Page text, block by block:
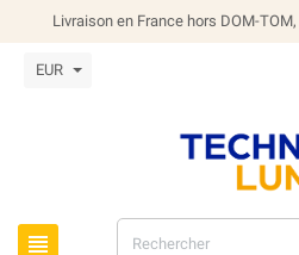
Livraison en France hors DOM-TOM,
EUR
